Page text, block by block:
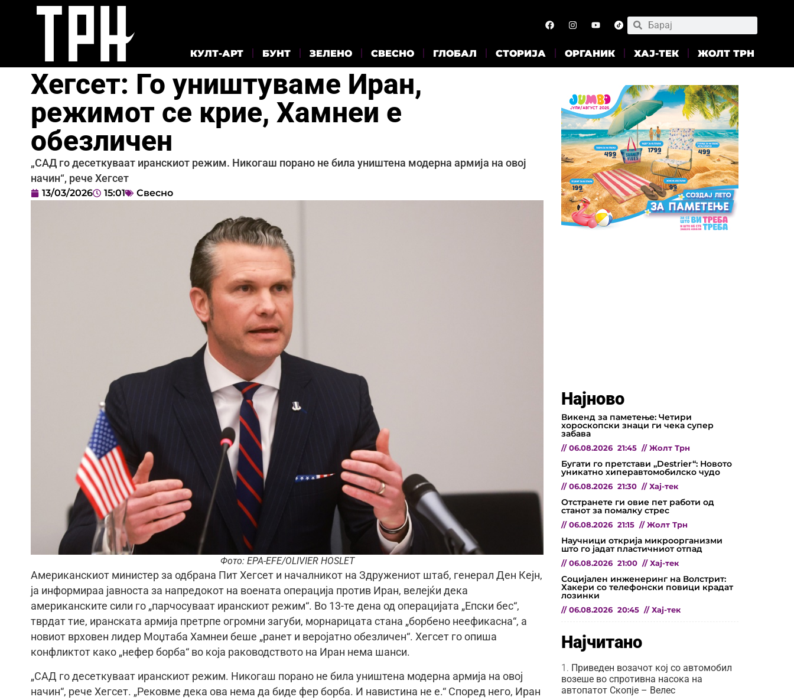
КУЛТ-АРТ БУНТ ЗЕЛЕНО СВЕСНО ГЛОБАЛ СТОРИЈА ОРГАНИК ХАЈ-ТЕК ЖОЛТ ТРН
Хегсет: Го уништуваме Иран,
режимот се крие, Хамнеи е
обезличен
„САД го десеткуваат иранскиот режим. Никогаш порано не била уништена модерна армија на овој
начин“, рече Хегсет
13/03/2026 15:01 Свесно
Фото: EPA-EFE/OLIVIER HOSLET
Американскиот министер за одбрана Пит Хегсет и началникот на Здружениот штаб, генерал Ден Кејн,
ја информираа јавноста за напредокот на воената операција против Иран, велејќи дека
американските сили го „парчосуваат иранскиот режим“. Во 13-те дена од операцијата „Епски бес“,
тврдат тие, иранската армија претрпе огромни загуби, морнарицата стана „борбено неефикасна“, а
новиот врховен лидер Моџтаба Хамнеи беше „ранет и веројатно обезличен“. Хегсет го опиша
конфликтот како „нефер борба“ во која раководството на Иран нема шанси.
„САД го десеткуваат иранскиот режим. Никогаш порано не била уништена модерна армија на овој
начин“, рече Хегсет. „Рековме дека ова нема да биде фер борба. И навистина не е.“ Според него, Иран
Најново
Викенд за паметење: Четири
хороскопски знаци ги чека супер
забава
// 06.08.2026 21:45 // Жолт Трн
Бугати го претстави „Destrier“: Новото
уникатно хиперавтомобилско чудо
// 06.08.2026 21:30 // Хај-тек
Отстранете ги овие пет работи од
станот за помалку стрес
// 06.08.2026 21:15 // Жолт Трн
Научници открија микроорганизми
што го јадат пластичниот отпад
// 06.08.2026 21:00 // Хај-тек
Социјален инженеринг на Волстрит:
Хакери со телефонски повици крадат
лозинки
// 06.08.2026 20:45 // Хај-тек
Најчитано
Приведен возачот кој со автомобил
возеше во спротивна насока на
автопатот Скопје – Велес